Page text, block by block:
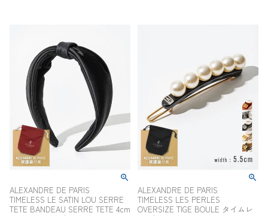
ALEXANDRE DE PARIS
TIMELESS LE SATIN LOU SERRE
TETE BANDEAU SERRE TETE 4cm
ALEXANDRE DE PARIS
TIMELESS LES PERLES
OVERSIZE TIGE BOULE タイムレ